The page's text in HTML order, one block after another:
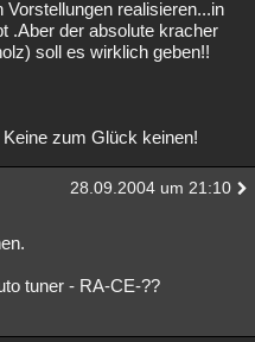
realisieren...in
.Aber der absolute kracher
soll es wirklich geben!!
zum Glück keinen!
28.09.2004 um 21:10
tuner - RA-CE-??